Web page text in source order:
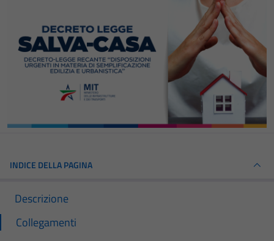
INDICE DELLA PAGINA
Descrizione
Collegamenti